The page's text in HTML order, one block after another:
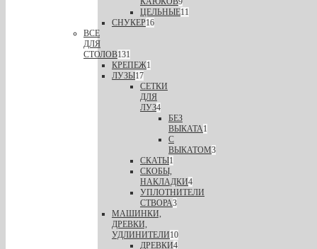
ЦЕЛЬНЫЕ11
СНУКЕР16
ВСЕ
ДЛЯ
СТОЛОВ131
КРЕПЕЖ1
ЛУЗЫ17
СЕТКИ
ДЛЯ
ЛУЗ4
БЕЗ
ВЫКАТА1
С
ВЫКАТОМ3
СКАТЫ1
СКОБЫ,
НАКЛАДКИ4
УПЛОТНИТЕЛИ
СТВОРА3
МАШИНКИ,
ДРЕВКИ,
УДЛИНИТЕЛИ10
ДРЕВКИ4